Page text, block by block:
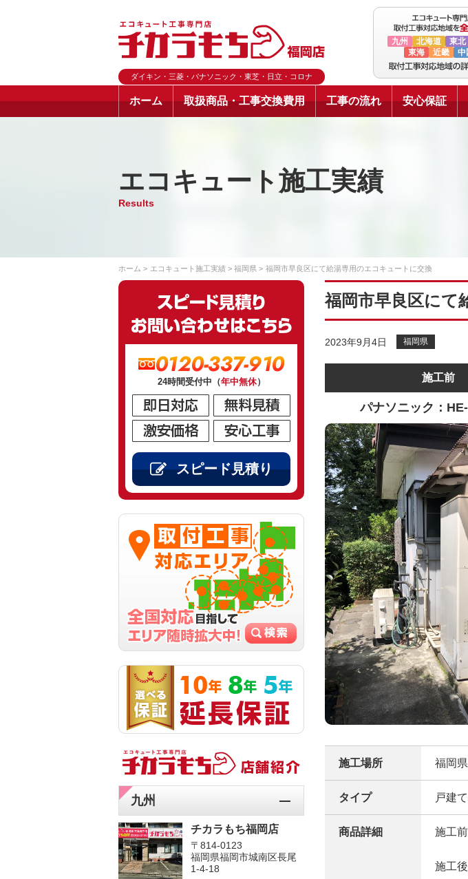
ダイキン・三菱・パナソニック・東芝・日立・コロナ
九州 北海道 東北
東海
近畿 中
ホーム 取扱商品・工事交換費用 工事の流れ 安心保証
エコキュート施工実績
Results
ホーム エコキュート施工実績 福岡県 福岡市早良区にて給湯専用のエコキュートに交換
福岡市早良区にて
2023年9月4日 福岡県
施工前
パナソニック：
施工場所 福岡
タイプ 戸建て
商品詳細 施工
施工
0120-337-910
24時間受付中（年中無休）
スピード見積り
九州
チカラもち福岡店
〒814-0123
福岡県福岡市城南区長尾
1‐4‐18